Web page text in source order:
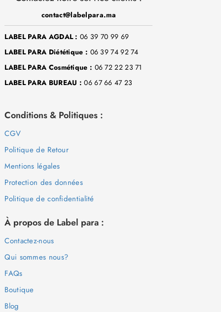
contact@labelpara.ma
LABEL PARA AGDAL : 06 39 70 99 69
LABEL PARA Diététique : 06 39 74 92 74
LABEL PARA Cosmétique : 06 72 22 23 71
LABEL PARA BUREAU : 06 67 66 47 23
Conditions & Politiques :
CGV
Politique de Retour
Mentions légales
Protection des données
Politique de confidentialité
À propos de Label para :
Contactez-nous
Qui sommes nous?
FAQs
Boutique
Blog